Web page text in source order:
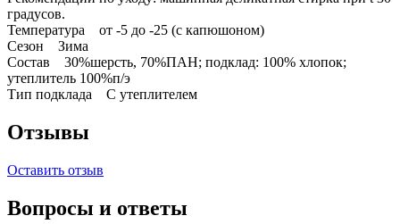
градусов.
Температура от -5 до -25 (с капюшоном)
Сезон Зима
Состав 30%шерсть, 70%ПАН; подклад: 100% хлопок;
утеплитель 100%п/э
Тип подклада С утеплителем
Отзывы
Оставить отзыв
Вопросы и ответы